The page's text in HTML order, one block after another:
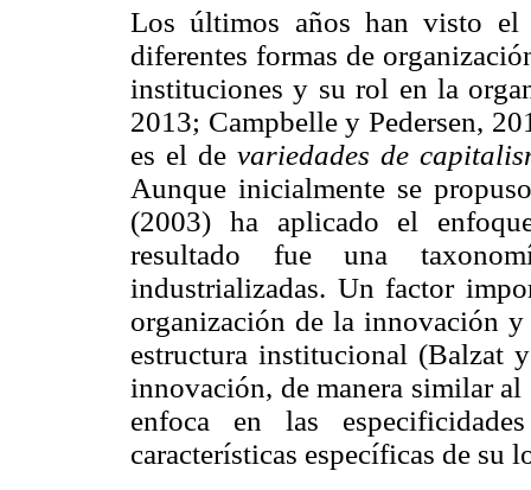
Los últimos años han visto el
diferentes formas de
instituciones y su rol en la
2013; Campbelle y Pedersen,
es el de variedades de
Aunque inicialmente se
(2003) ha aplicado el
resultado fue una
industrializadas. Un factor
organización de la innovación
estructura institucional (Balzat
innovación, de manera similar
enfoca en las
características específicas de su